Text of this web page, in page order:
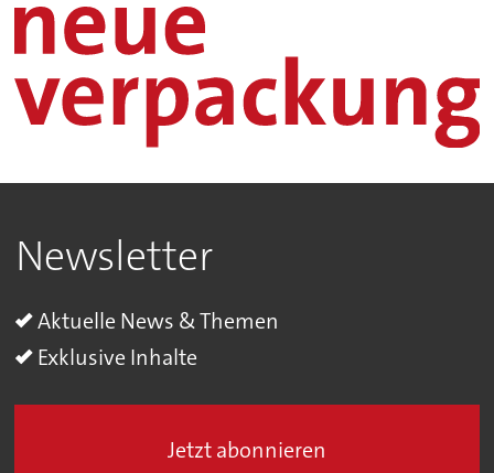
Newsletter
Aktuelle News & Themen
Exklusive Inhalte
Jetzt abonnieren